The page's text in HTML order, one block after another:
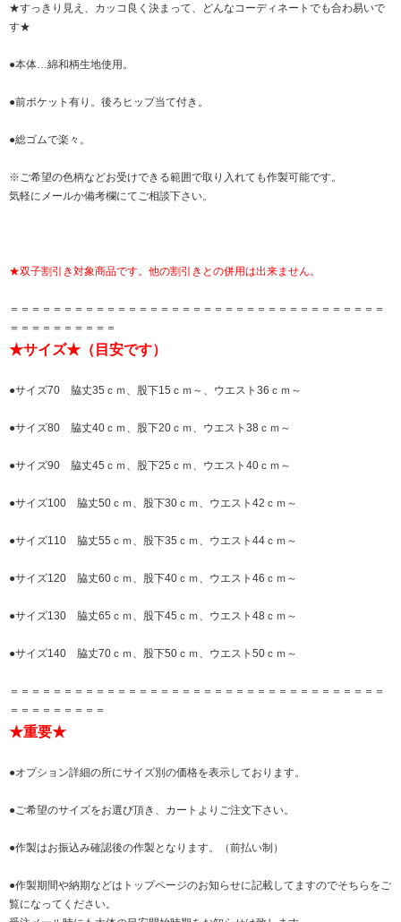
★すっきり見え、カッコ良く決まって、どんなコーディネートでも合わ易いで
す★
●本体…綿和柄生地使用。
●前ポケット有り。後ろヒップ当て付き。
●総ゴムで楽々。
※ご希望の色柄などお受けできる範囲で取り入れても作製可能です。
気軽にメールか備考欄にてご相談下さい。
★双子割引き対象商品です。他の割引きとの併用は出来ません。
＝＝＝＝＝＝＝＝＝＝＝＝＝＝＝＝＝＝＝＝＝＝＝＝＝＝＝＝＝＝＝＝＝＝＝
＝＝＝＝＝＝＝＝＝＝
★サイズ★（目安です）
●サイズ70 脇丈35ｃｍ、股下15ｃｍ～、ウエスト36ｃｍ～
●サイズ80 脇丈40ｃｍ、股下20ｃｍ、ウエスト38ｃｍ～
●サイズ90 脇丈45ｃｍ、股下25ｃｍ、ウエスト40ｃｍ～
●サイズ100 脇丈50ｃｍ、股下30ｃｍ、ウエスト42ｃｍ～
●サイズ110 脇丈55ｃｍ、股下35ｃｍ、ウエスト44ｃｍ～
●サイズ120 脇丈60ｃｍ、股下40ｃｍ、ウエスト46ｃｍ～
●サイズ130 脇丈65ｃｍ、股下45ｃｍ、ウエスト48ｃｍ～
●サイズ140 脇丈70ｃｍ、股下50ｃｍ、ウエスト50ｃｍ～
＝＝＝＝＝＝＝＝＝＝＝＝＝＝＝＝＝＝＝＝＝＝＝＝＝＝＝＝＝＝＝＝＝＝＝
＝＝＝＝＝＝＝＝＝
★重要★
●オプション詳細の所にサイズ別の価格を表示しております。
●ご希望のサイズをお選び頂き、カートよりご注文下さい。
●作製はお振込み確認後の作製となります。（前払い制）
●作製期間や納期などはトップページのお知らせに記載してますのでそちらをご
覧になってください。